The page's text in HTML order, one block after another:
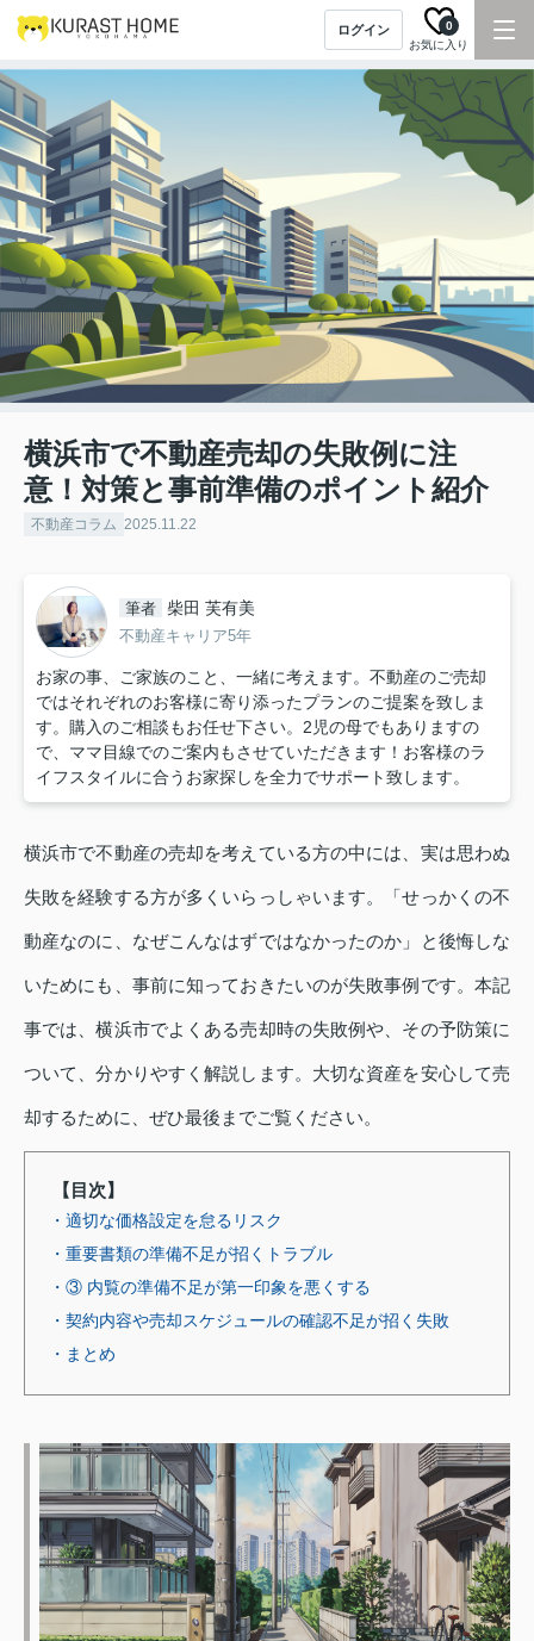
ログイン
お気に入り
0
横浜市で不動産売却の失敗例に注
意！対策と事前準備のポイント紹介
不動産コラム 2025.11.22
筆者 柴田 芙有美
不動産キャリア5年
お家の事、ご家族のこと、一緒に考えます。不動産のご売却
ではそれぞれのお客様に寄り添ったプランのご提案を致しま
す。購入のご相談もお任せ下さい。2児の母でもありますの
で、ママ目線でのご案内もさせていただきます！お客様のラ
イフスタイルに合うお家探しを全力でサポート致します。
横浜市で不動産の売却を考えている方の中には、実は思わぬ
失敗を経験する方が多くいらっしゃいます。「せっかくの不
動産なのに、なぜこんなはずではなかったのか」と後悔しな
いためにも、事前に知っておきたいのが失敗事例です。本記
事では、横浜市でよくある売却時の失敗例や、その予防策に
ついて、分かりやすく解説します。大切な資産を安心して売
却するために、ぜひ最後までご覧ください。
【目次】
・適切な価格設定を怠るリスク
・重要書類の準備不足が招くトラブル
・③ 内覧の準備不足が第一印象を悪くする
・契約内容や売却スケジュールの確認不足が招く失敗
・まとめ